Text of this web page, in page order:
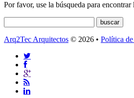
Por favor, use la búsqueda para
Arq2Tec Arquitectos © 2026 • Política